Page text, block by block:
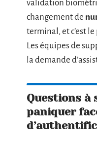
validation
changement de
terminal, et c’est
Les équipes de
la demande
Questions à
paniquer